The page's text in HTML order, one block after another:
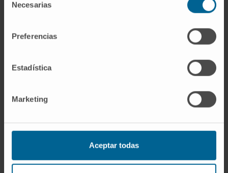
Necesarias
Preferencias
Estadística
Marketing
Aceptar todas
Monitor Empresarial de Reputación Corporative
Prix ABC Salud pour l’effort en R&D&i
Prix de l’excellence en qualité dans les hôpitaux
Prix Meilleure Idée 2019
Référence en recherche biomédicale
World's Best Specialized Hospitals 2025